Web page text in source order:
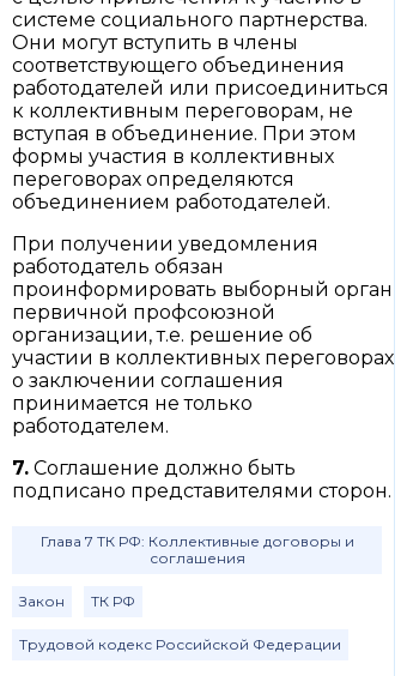
системе социального партнерства.
Они могут вступить в члены
соответствующего объединения
работодателей или присоединиться
к коллективным переговорам, не
вступая в объединение. При этом
формы участия в коллективных
переговорах определяются
объединением работодателей.
При получении уведомления
работодатель обязан
проинформировать выборный орган
первичной профсоюзной
организации, т.е. решение об
участии в коллективных переговорах
о заключении соглашения
принимается не только
работодателем.
7. Соглашение должно быть
подписано представителями сторон.
Глава 7 ТК РФ: Коллективные договоры и
соглашения
Закон ТК РФ
Трудовой кодекс Российской Федерации